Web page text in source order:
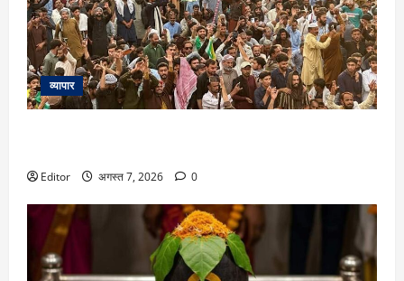
व्यापार
Editor अगस्त 7, 2026 0